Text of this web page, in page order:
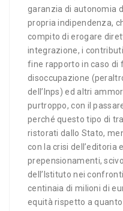
garanzia di autonomia
propria indipendenza,
compito di erogare
integrazione, i
fine rapporto in caso
disoccupazione
dell’Inps) ed altri
purtroppo, con il
perché questo tipo di
ristorati dallo Stato,
con la crisi dell’editoria
prepensionamenti,
dell’Istituto nei
centinaia di milioni di
equità rispetto a quanto